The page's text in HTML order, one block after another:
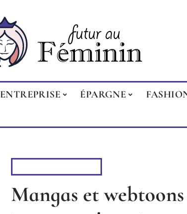
ENTREPRISE ÉPARGNE
Mangas et